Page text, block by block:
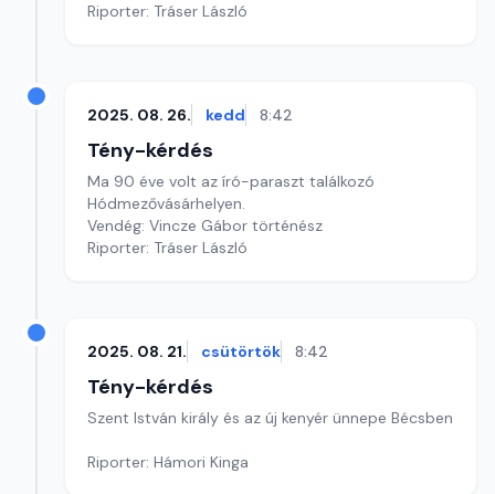
Riporter: Tráser László
2025. 08. 26. kedd 8:42
Tény-kérdés
Ma 90 éve volt az író-paraszt találkozó
Hódmezővásárhelyen.
Vendég: Vincze Gábor történész
Riporter: Tráser László
2025. 08. 21. csütörtök 8:42
Tény-kérdés
Szent István király és az új kenyér ünnepe Bécsben
Riporter: Hámori Kinga